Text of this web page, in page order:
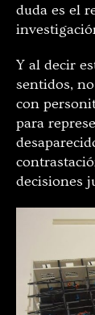
duda es el
Y al decir
sentidos,
con
para
decisiones